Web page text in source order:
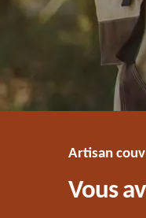
Artisan
Vous